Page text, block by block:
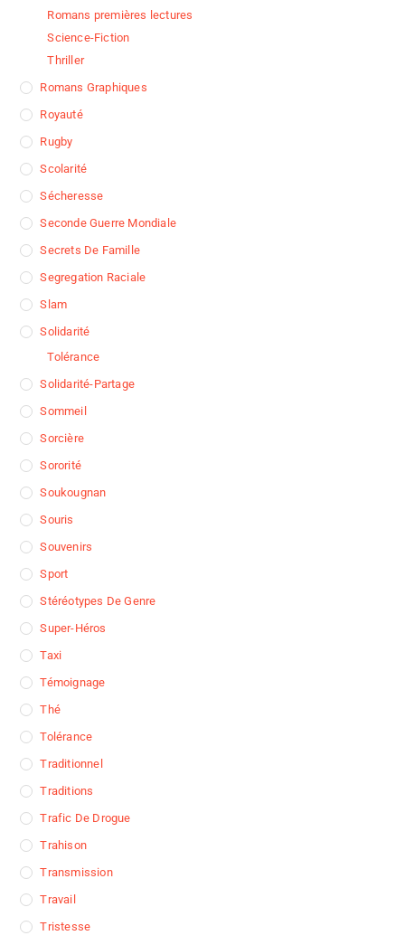
Romans premières lectures
Science-Fiction
Thriller
Romans Graphiques
Royauté
Rugby
Scolarité
Sécheresse
Seconde Guerre Mondiale
Secrets De Famille
Segregation Raciale
Slam
Solidarité
Tolérance
Solidarité-Partage
Sommeil
Sorcière
Sororité
Soukougnan
Souris
Souvenirs
Sport
Stéréotypes De Genre
Super-Héros
Taxi
Témoignage
Thé
Tolérance
Traditionnel
Traditions
Trafic De Drogue
Trahison
Transmission
Travail
Tristesse